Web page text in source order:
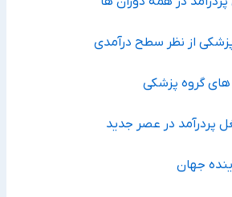
از نظر سطح درآمدی
گروه پزشکی
در عصر جدید
جهان